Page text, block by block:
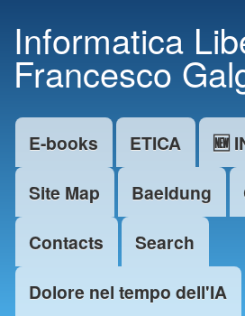
main
content
Informatica
Francesco
Main menu
E-books ETICA
🆕
Site Map
Baeldung
Contacts
Search
Dolore nel tempo dell'IA